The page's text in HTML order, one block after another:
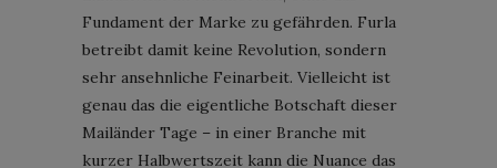
Fundament der Marke zu gefährden. Furla
betreibt damit keine Revolution, sondern
sehr ansehnliche Feinarbeit. Vielleicht ist
genau das die eigentliche Botschaft dieser
Mailänder Tage – in einer Branche mit
kurzer Halbwertszeit kann die Nuance das